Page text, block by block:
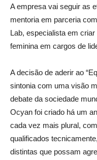
A empresa vai seguir as
mentoria em parceria
Lab, especialista em
feminina em cargos de
A decisão de aderir ao
sintonia com uma visão
debate da sociedade
Ocyan foi criado há um
cada vez mais plural,
qualificados
distintas que possam